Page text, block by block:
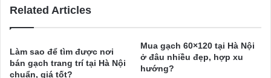
Related Articles
Làm sao để tìm được nơi
bán gạch trang trí tại Hà Nội
chuẩn, giá tốt?
Mua gạch 60×120 tại Hà Nội
ở đâu nhiều đẹp, hợp xu
hướng?